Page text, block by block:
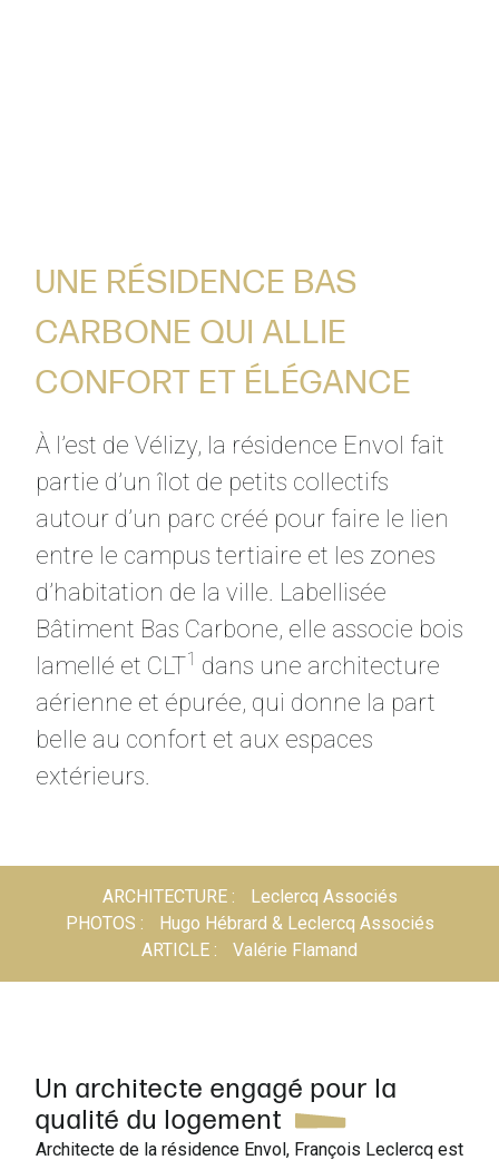
UNE RÉSIDENCE BAS
CARBONE QUI ALLIE
CONFORT ET ÉLÉGANCE
À l’est de Vélizy, la résidence Envol fait
partie d’un îlot de petits collectifs
autour d’un parc créé pour faire le lien
entre le campus tertiaire et les zones
d’habitation de la ville. Labellisée
Bâtiment Bas Carbone, elle associe bois
lamellé et CLT1 dans une architecture
aérienne et épurée, qui donne la part
belle au confort et aux espaces
extérieurs.
ARCHITECTURE
Leclercq Associés
PHOTOS
Hugo Hébrard & Leclercq Associés
ARTICLE
Valérie Flamand
Un architecte engagé pour la
qualité du logement
Architecte de la résidence Envol, François Leclercq est